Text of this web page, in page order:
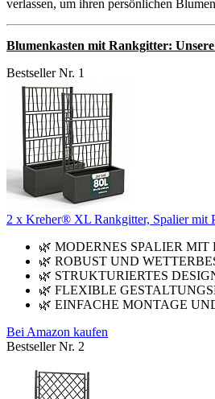
verlassen, um ihren persönlichen
Blumenkasten mit Rankgitter:
Bestseller Nr. 1
2 x Kreher® XL Rankgitter, Spalier mit
🌿 MODERNES SPALIER MIT
🌿 ROBUST UND
🌿 STRUKTURIERTES
🌿 FLEXIBLE
🌿 EINFACHE MONTAGE UND
Bei Amazon kaufen
Bestseller Nr. 2